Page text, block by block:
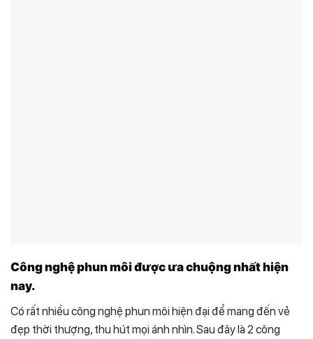
Công nghệ phun môi được ưa chuộng nhất hiện
nay.
Có rất nhiều công nghệ phun môi hiện đại để mang đến vẻ
đẹp thời thượng, thu hút mọi ánh nhìn. Sau đây là 2 công